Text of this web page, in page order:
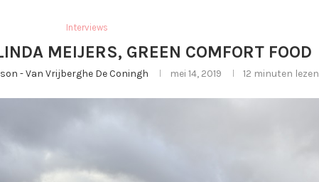
Interviews
MEIJERS, GREEN COMFORT FOOD
- Van Vrijberghe De Coningh mei 14, 2019 12 minuten lezen